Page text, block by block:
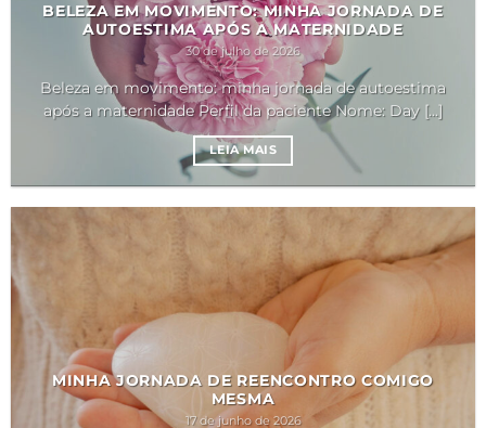
BELEZA EM MOVIMENTO: MINHA JORNADA DE
AUTOESTIMA APÓS A MATERNIDADE
30 de julho de 2026
Beleza em movimento: minha jornada de autoestima
após a maternidade Perfil da paciente Nome: Day [...]
LEIA MAIS
MINHA JORNADA DE REENCONTRO COMIGO
MESMA
17 de junho de 2026